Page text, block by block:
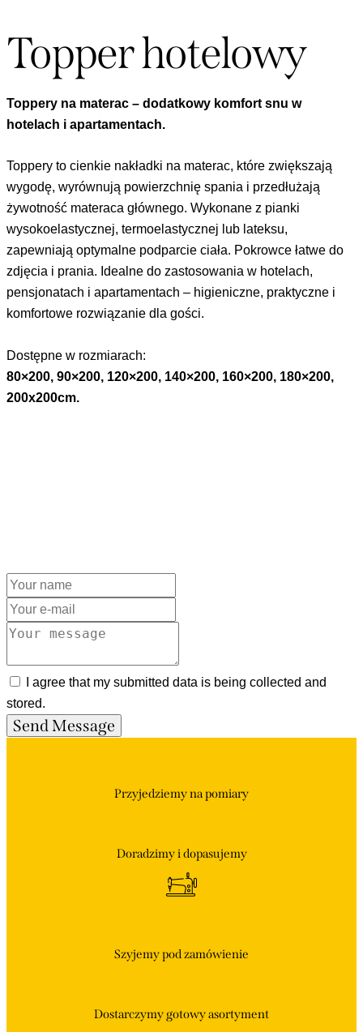
Topper hotelowy
Toppery na materac – dodatkowy komfort snu w
hotelach i apartamentach.
Toppery to cienkie nakładki na materac, które zwiększają
wygodę, wyrównują powierzchnię spania i przedłużają
żywotność materaca głównego. Wykonane z pianki
wysokoelastycznej, termoelastycznej lub lateksu,
zapewniają optymalne podparcie ciała. Pokrowce łatwe do
zdjęcia i prania. Idealne do zastosowania w hotelach,
pensjonatach i apartamentach – higieniczne, praktyczne i
komfortowe rozwiązanie dla gości.
Dostępne w rozmiarach:
80×200, 90×200, 120×200, 140×200, 160×200, 180×200,
200x200cm.
I agree that my submitted data is being collected and
stored.
Send Message
Przyjedziemyna pomiary
Doradzimyi dopasujemy
Szyjemypod zamówienie
Dostarczymy gotowy asortyment